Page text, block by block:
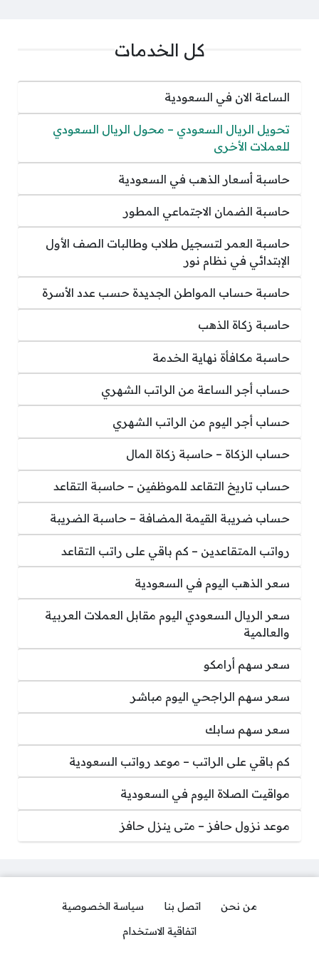
كل الخدمات
الساعة الان في السعودية
تحويل الريال السعودي – محول الريال السعودي
للعملات الأخرى
حاسبة أسعار الذهب في السعودية
حاسبة الضمان الاجتماعي المطور
حاسبة العمر لتسجيل طلاب وطالبات الصف الأول
الإبتدائي في نظام نور
حاسبة حساب المواطن الجديدة حسب عدد الأسرة
حاسبة زكاة الذهب
حاسبة مكافأة نهاية الخدمة
حساب أجر الساعة من الراتب الشهري
حساب أجر اليوم من الراتب الشهري
حساب الزكاة – حاسبة زكاة المال
حساب تاريخ التقاعد للموظفين – حاسبة التقاعد
حساب ضريبة القيمة المضافة – حاسبة الضريبة
رواتب المتقاعدين – كم باقي على راتب التقاعد
سعر الذهب اليوم في السعودية
سعر الريال السعودي اليوم مقابل العملات العربية
والعالمية
سعر سهم أرامكو
سعر سهم الراجحي اليوم مباشر
سعر سهم سابك
كم باقي على الراتب – موعد رواتب السعودية
مواقيت الصلاة اليوم في السعودية
موعد نزول حافز – متى ينزل حافز
من نحن اتصل بنا
سياسة الخصوصية
اتفاقية الاستخدام